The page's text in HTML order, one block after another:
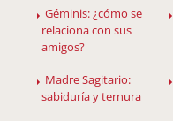
Géminis: ¿cómo se
relaciona con sus
amigos?
Madre Sagitario:
sabiduría y ternura